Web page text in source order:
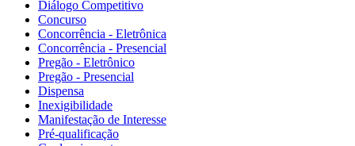
Diálogo Competitivo
Concurso
Concorrência - Eletrônica
Concorrência - Presencial
Pregão - Eletrônico
Pregão - Presencial
Dispensa
Inexigibilidade
Manifestação de Interesse
Pré-qualificação